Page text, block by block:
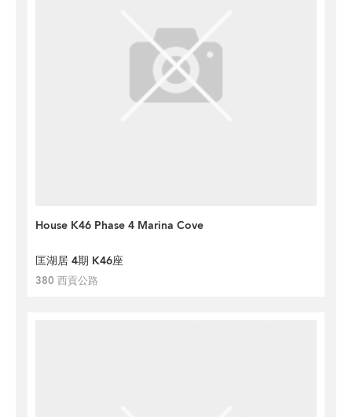
House K46 Phase 4 Marina Cove
匡湖居 4期 K46座
380 西貢公路